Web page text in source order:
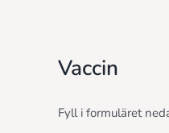
Vaccin
Fyll i formuläret